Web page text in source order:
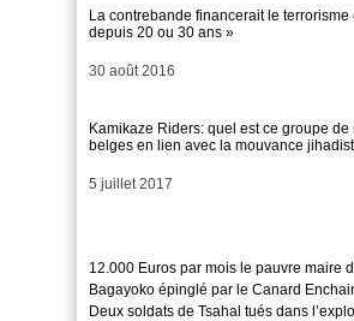
La contrebande financerait le terrorisme
depuis 20 ou 30 ans »
Date
30 août 2016
Kamikaze Riders: quel est ce groupe de
belges en lien avec la mouvance
Date
5 juillet 2017
12.000 Euros par mois le pauvre maire
Bagayoko épinglé par le Canard
Deux soldats de Tsahal tués dans